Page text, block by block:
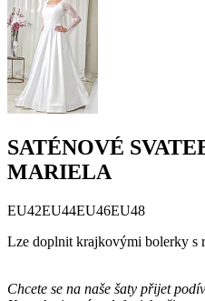
SATÉNOVÉ
MARIELA
EU42EU44EU46EU48
Lze doplnit krajkovými bolerky s
Chcete se na naše šaty přijet